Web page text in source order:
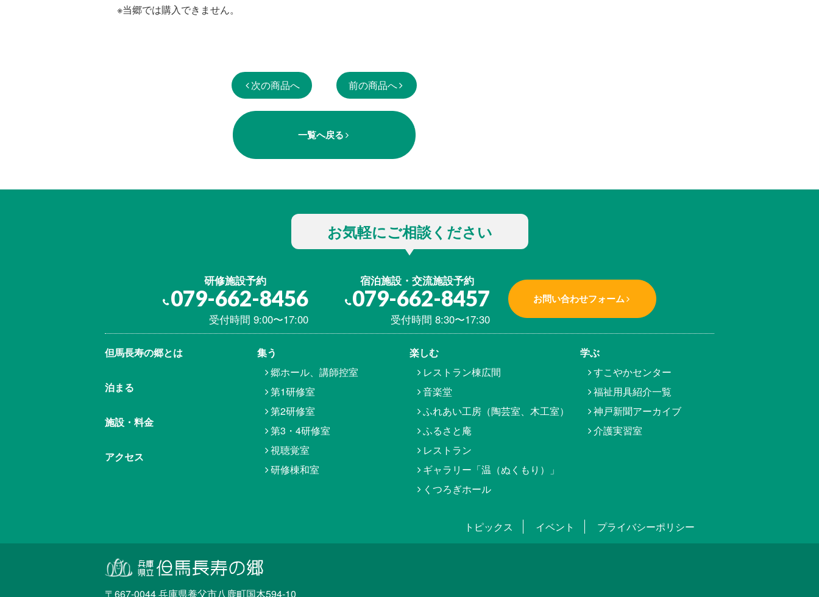
※当郷では購入できません。
次の商品へ 前の商品へ
一覧へ戻る
お気軽にご相談ください
研修施設予約
079-662-8456
受付時間 9:00〜17:00
宿泊施設・交流施設予約
079-662-8457
受付時間 8:30〜17:30
お問い合わせフォーム
但馬⾧寿の郷とは
泊まる
施設・料金
アクセス
集う
郷ホール、講師控室
第1研修室
第2研修室
第3・4研修室
視聴覚室
研修棟和室
楽しむ
レストラン棟広間
音楽堂
ふれあい工房（陶芸室、木工室）
ふるさと庵
レストラン
ギャラリー「温（ぬくもり）」
くつろぎホール
学ぶ
すこやかセンター
福祉用具紹介一覧
神戸新聞アーカイブ
介護実習室
トピックス イベント プライバシーポリシー
〒667-0044 兵庫県養父市八鹿町国木594-10